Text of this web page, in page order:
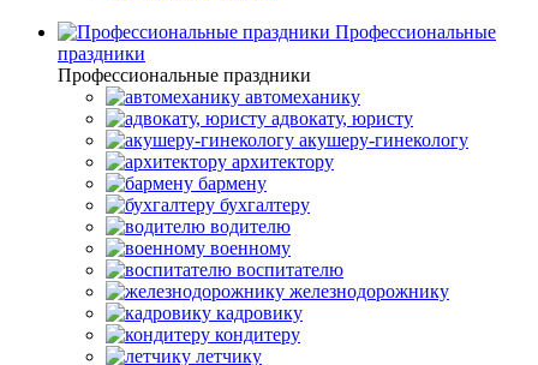
Профессиональные
праздники
Профессиональные праздники
автомеханику
адвокату, юристу
акушеру-гинекологу
архитектору
бармену
бухгалтеру
водителю
военному
воспитателю
железнодорожнику
кадровику
кондитеру
летчику